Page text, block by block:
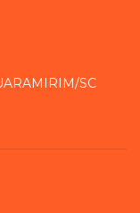
SC